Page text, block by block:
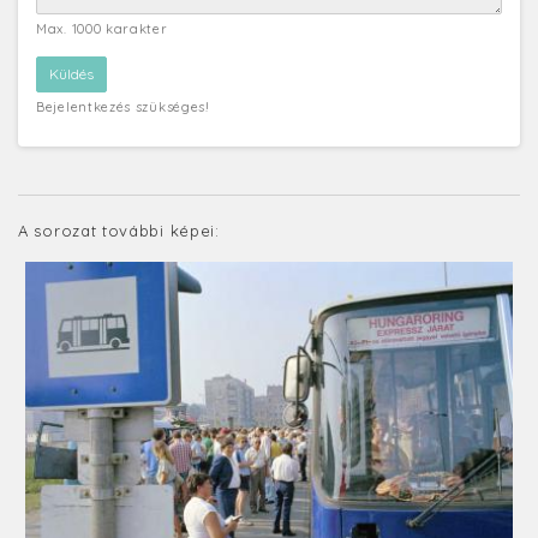
Max. 1000 karakter
Bejelentkezés szükséges!
A sorozat további képei: